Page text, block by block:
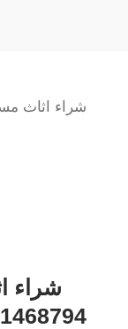
شراء
0571468794 – أفضل